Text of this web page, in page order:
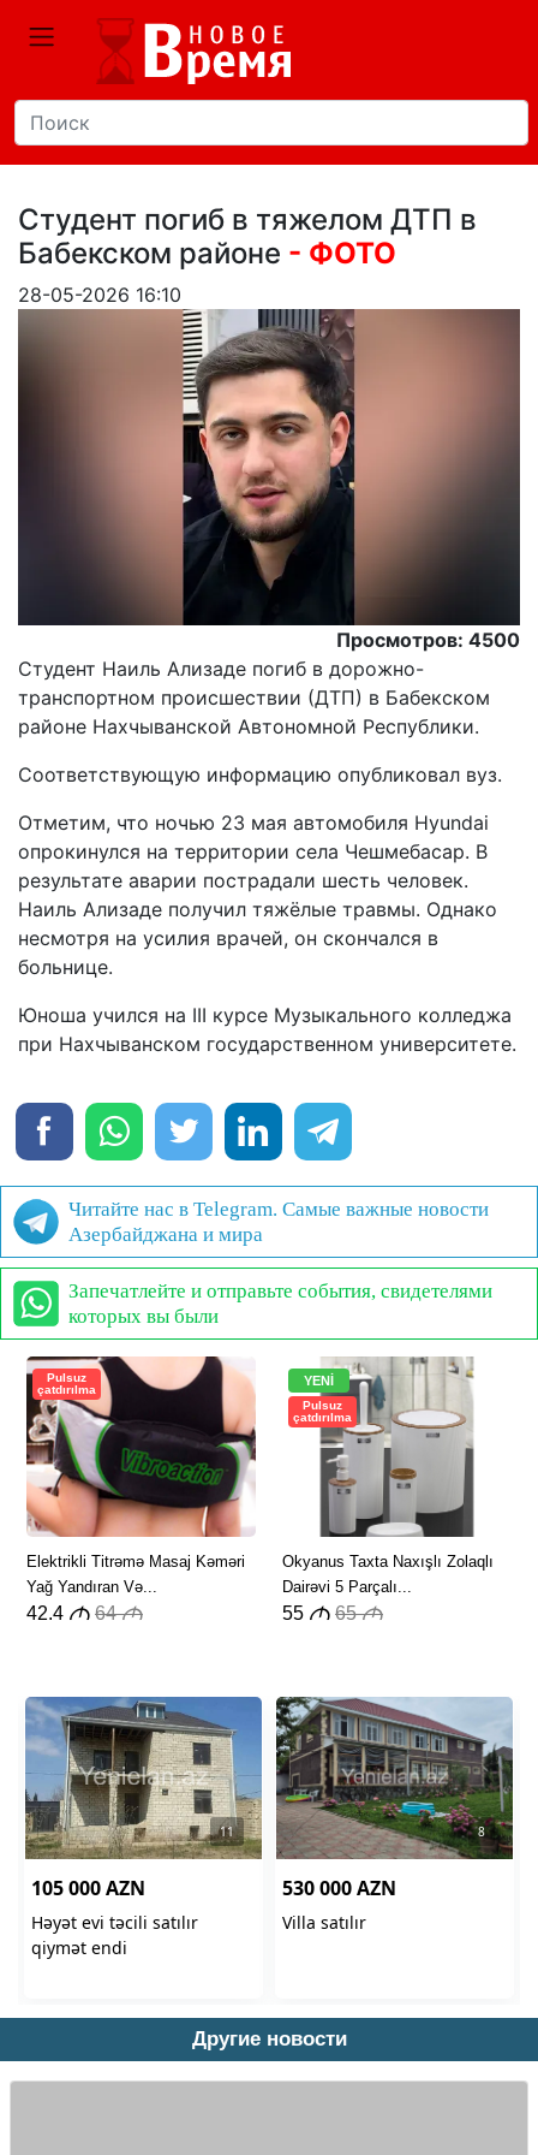
Студент погиб в тяжелом ДТП в
Бабекском районе - ФОТО
28-05-2026 16:10
Просмотров: 4500
Студент Наиль Ализаде погиб в дорожно-
транспортном происшествии (ДТП) в Бабекском
районе Нахчыванской Автономной Республики.
Соответствующую информацию опубликовал вуз.
Отметим, что ночью 23 мая автомобиля Hyundai
опрокинулся на территории села Чешмебасар. В
результате аварии пострадали шесть человек.
Наиль Ализаде получил тяжёлые травмы. Однако
несмотря на усилия врачей, он скончался в
больнице.
Юноша учился на III курсе Музыкального колледжа
при Нахчыванском государственном университете.
Читайте нас в Telegram. Самые важные новости
Азербайджана и мира
Запечатлейте и отправьте события, свидетелями
которых вы были
Другие новости